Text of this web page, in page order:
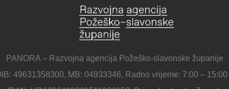
PANORA – Razvojna agencija Požeško-slavonske županije
49631358300, MB: 04933346, Radno vrijeme: 7:00 – 15:00